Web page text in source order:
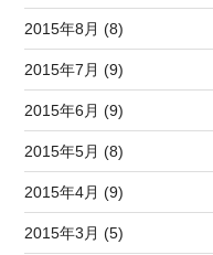
2015年8月 (8)
2015年7月 (9)
2015年6月 (9)
2015年5月 (8)
2015年4月 (9)
2015年3月 (5)